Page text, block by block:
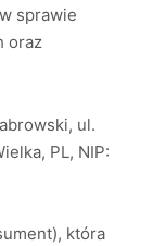
sprawie
oraz
ul.
PL, NIP:
która